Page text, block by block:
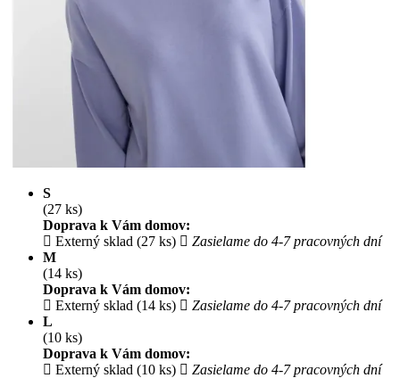
S
(27 ks)
Doprava k Vám domov:
Externý sklad (27 ks)
Zasielame do 4-7 pracovných dní
M
(14 ks)
Doprava k Vám domov:
Externý sklad (14 ks)
Zasielame do 4-7 pracovných dní
L
(10 ks)
Doprava k Vám domov:
Externý sklad (10 ks)
Zasielame do 4-7 pracovných dní